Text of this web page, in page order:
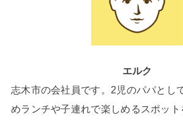
エルク
志木市の会社員です。2児のパパとし
めランチや子連れで楽しめるスポッ